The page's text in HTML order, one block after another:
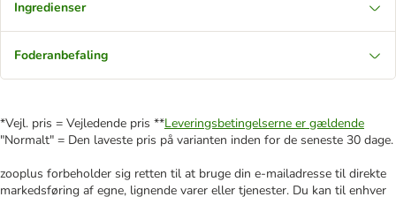
Ingredienser
Foderanbefaling
*Vejl. pris = Vejledende pris **Leveringsbetingelserne er gældende
"Normalt" = Den laveste pris på varianten inden for de seneste 30 dage.
zooplus forbeholder sig retten til at bruge din e-mailadresse til direkte
markedsføring af egne, lignende varer eller tjenester. Du kan til enhver